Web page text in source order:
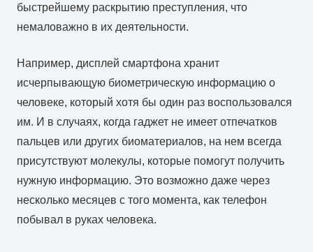
быстрейшему раскрытию преступления, что
немаловажно в их деятельности.
Например, дисплей смартфона хранит
исчерпывающую биометрическую информацию о
человеке, который хотя бы один раз воспользовался
им. И в случаях, когда гаджет не имеет отпечатков
пальцев или других биоматериалов, на нем всегда
присутствуют молекулы, которые помогут получить
нужную информацию. Это возможно даже через
несколько месяцев с того момента, как телефон
побывал в руках человека.